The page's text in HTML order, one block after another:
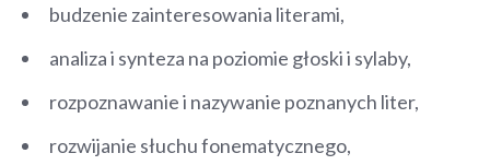
budzenie zainteresowania literami,
analiza i synteza na poziomie głoski i sylaby,
rozpoznawanie i nazywanie poznanych liter,
rozwijanie słuchu fonematycznego,